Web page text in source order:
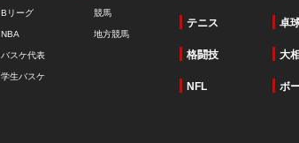
Bリーグ
NBA
バスケ代表
学生バスケ
競馬
地方競馬
テニス 卓
格闘技 大
NFL ボ